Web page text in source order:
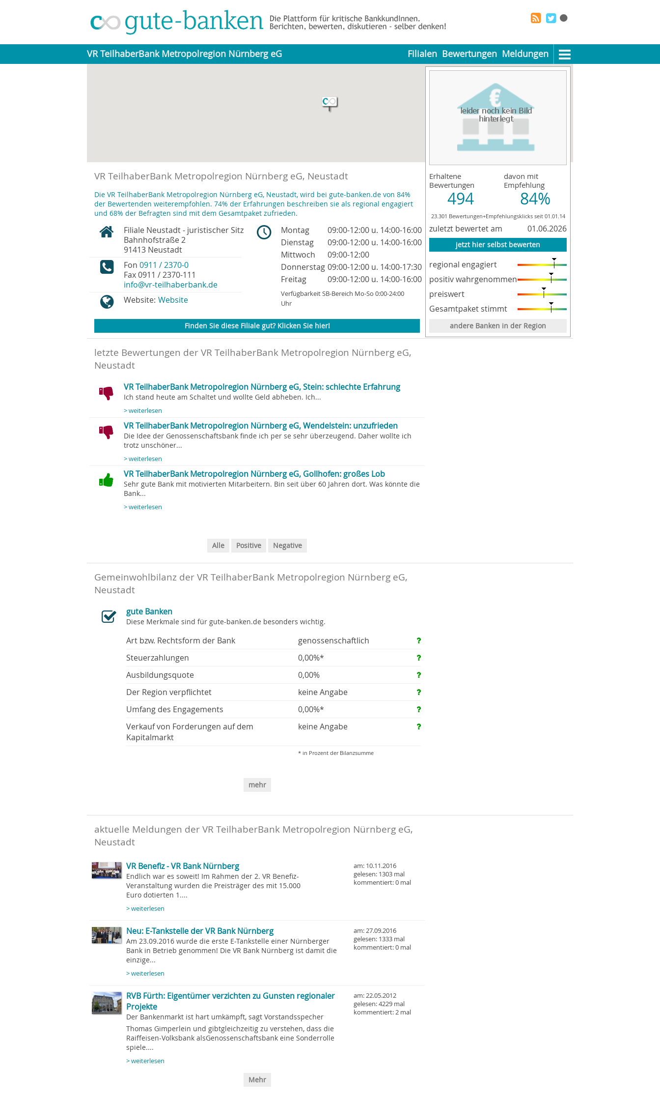
VR TeilhaberBank Metropolregion Nürnberg eG Filialen Bewertungen Meldungen
Erhaltene
Bewertungen
494
davon mit
Empfehlung
84%
23.301 Bewertungen+Empfehlungsklicks seit 01.01.14
zuletzt bewertet am 01.06.2026
jetzt hier selbst bewerten
regional engagiert
positiv wahrgenommen
preiswert
Gesamtpaket stimmt
andere Banken in der Region
VR TeilhaberBank Metropolregion Nürnberg eG, Neustadt
Die VR TeilhaberBank Metropolregion Nürnberg eG, Neustadt, wird bei gute-banken.de von 84%
der Bewertenden weiterempfohlen. 74% der Erfahrungen beschreiben sie als regional engagiert
und 68% der Befragten sind mit dem Gesamtpaket zufrieden.
Filiale Neustadt - juristischer Sitz
Bahnhofstraße 2
91413 Neustadt
Fon 0911 / 2370-0
Fax0911 / 2370-111
info@vr-teilhaberbank.de
Website: Website
Montag
09:00-12:00 u. 14:00-16:00
Dienstag
09:00-12:00 u. 14:00-16:00
Mittwoch
09:00-12:00
Donnerstag 09:00-12:00 u. 14:00-17:30
Freitag
09:00-12:00 u. 14:00-16:00
Verfügbarkeit SB-Bereich Mo-So 0:00-24:00
Uhr
Finden Sie diese Filiale gut? Klicken Sie hier!
letzte Bewertungen der VR TeilhaberBank Metropolregion Nürnberg eG,
Neustadt
VR TeilhaberBank Metropolregion Nürnberg eG, Stein: schlechte Erfahrung
Ich stand heute am Schaltet und wollte Geld abheben. Ich...
> weiterlesen
VR TeilhaberBank Metropolregion Nürnberg eG, Wendelstein: unzufrieden
Die Idee der Genossenschaftsbank finde ich per se sehr überzeugend. Daher wollte ich
trotz unschöner...
> weiterlesen
VR TeilhaberBank Metropolregion Nürnberg eG, Gollhofen: großes Lob
Sehr gute Bank mit motivierten Mitarbeitern. Bin seit über 60 Jahren dort. Was könnte die
Bank...
> weiterlesen
Alle Positive Negative
Gemeinwohlbilanz der VR TeilhaberBank Metropolregion Nürnberg eG,
Neustadt
gute Banken
Diese Merkmale sind für gute-banken.de besonders wichtig.
Art bzw. Rechtsform der Bank
genossenschaftlich
Steuerzahlungen
0,00%*
Ausbildungsquote
0,00%
Der Region verpflichtet
keine Angabe
Umfang des Engagements
0,00%*
Verkauf von Forderungen auf dem
Kapitalmarkt
keine Angabe
* in Prozent der Bilanzsumme
mehr
aktuelle Meldungen der VR TeilhaberBank Metropolregion Nürnberg eG,
Neustadt
am: 10.11.2016
gelesen: 1303 mal
kommentiert: 0 mal
VR Benefiz - VR Bank Nürnberg
Endlich war es soweit! Im Rahmen der 2. VR Benefiz-
Veranstaltung wurden die Preisträger des mit 15.000
Euro dotierten 1....
> weiterlesen
am: 27.09.2016
gelesen: 1333 mal
kommentiert: 0 mal
Neu: E-Tankstelle der VR Bank Nürnberg
Am 23.09.2016 wurde die erste E-Tankstelle einer Nürnberger
Bank in Betrieb genommen! Die VR Bank Nürnberg ist damit die
einzige...
> weiterlesen
am: 22.05.2012
gelesen: 4229 mal
kommentiert: 2 mal
RVB Fürth: Eigentümer verzichten zu Gunsten regionaler
Projekte
Der Bankenmarkt ist hart umkämpft, sagt Vorstandsspecher
Thomas Gimperlein und gibtgleichzeitig zu verstehen, dass die
Raiffeisen-Volksbank alsGenossenschaftsbank eine Sonderrolle
spiele....
> weiterlesen
Mehr